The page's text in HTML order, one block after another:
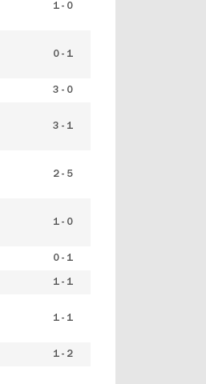
1 - 0
0 - 1
3 - 0
3 - 1
2 - 5
1 - 0
0 - 1
1 - 1
1 - 1
1 - 2